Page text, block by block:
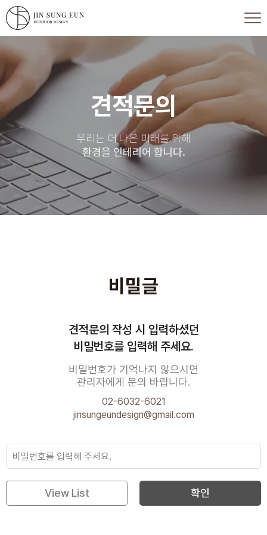
견적문의
우리는 더 나은 미래를 위해
환경을 인테리어 합니다.
비밀글
견적문의 작성 시 입력하셨던
비밀번호를 입력해 주세요.
비밀번호가 기억나지 않으시면
관리자에게 문의 바랍니다.
02-6032-6021
jinsungeundesign@gmail.com
View List 확인